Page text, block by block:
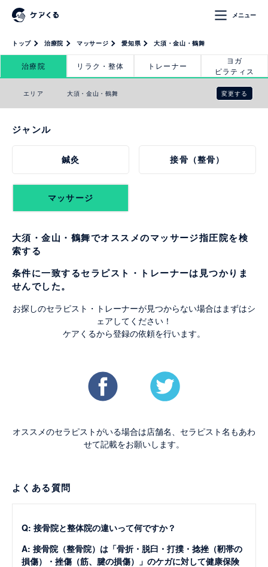
メニュー
トップ 治療院 マッサージ 愛知県 大須・金山・鶴舞
治療院 リラク・整体 トレーナー
ヨガ
ピラティス
エリア 大須・金山・鶴舞 変更する
ジャンル
鍼灸 接骨（整骨）
マッサージ
大須・金山・鶴舞でオススメのマッサージ指圧院を検
索する
条件に一致するセラピスト・トレーナーは見つかりま
せんでした。
お探しのセラピスト・トレーナーが見つからない場合はまずはシ
ェアしてください！
ケアくるから登録の依頼を行います。
オススメのセラピストがいる場合は店舗名、セラピスト名もあわ
せて記載をお願いします。
よくある質問
Q: 接骨院と整体院の違いって何ですか？
A: 接骨院（整骨院）は「骨折・脱臼・打撲・捻挫（靭帯の
損傷）・挫傷（筋、腱の損傷）」のケガに対して健康保険